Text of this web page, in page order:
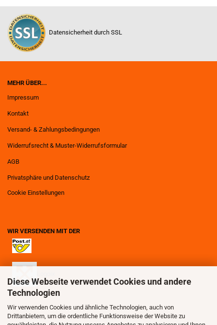
Diese Webseite verwendet Cookies und andere
Technologien
Wir verwenden Cookies und ähnliche Technologien, auch von
Drittanbietern, um die ordentliche Funktionsweise der Website zu
Datensicherheit durch SSL
MEHR ÜBER...
Impressum
Kontakt
Versand- & Zahlungsbedingungen
Widerrufsrecht & Muster-Widerrufsformular
AGB
Privatsphäre und Datenschutz
Cookie Einstellungen
WIR VERSENDEN MIT DER